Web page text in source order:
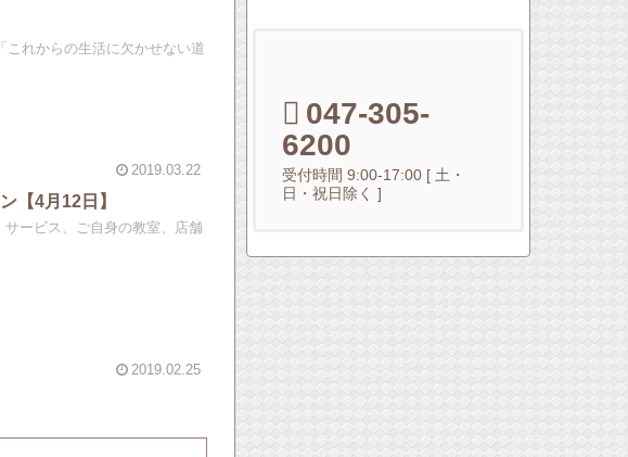
これからの生活に欠かせない道
2019.03.22
【4月12日】
ービス、ご自身の教室、店舗
2019.02.25
047-305-
6200
受付時間 9:00-17:00 [ 土・
日・祝日除く ]